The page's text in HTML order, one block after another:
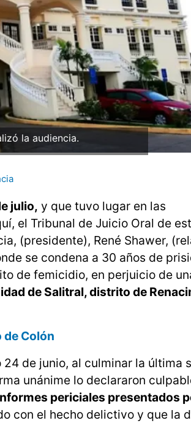
la audiencia.
julio, y que tuvo lugar en las
el Tribunal de Juicio Oral de
(presidente), René Shawer,
se condena a 30 años de
de femicidio, en perjuicio de
de Salitral, distrito de
Colón
de junio, al culminar la última
unánime lo declararon
periciales presentados
con el hecho delictivo y que la